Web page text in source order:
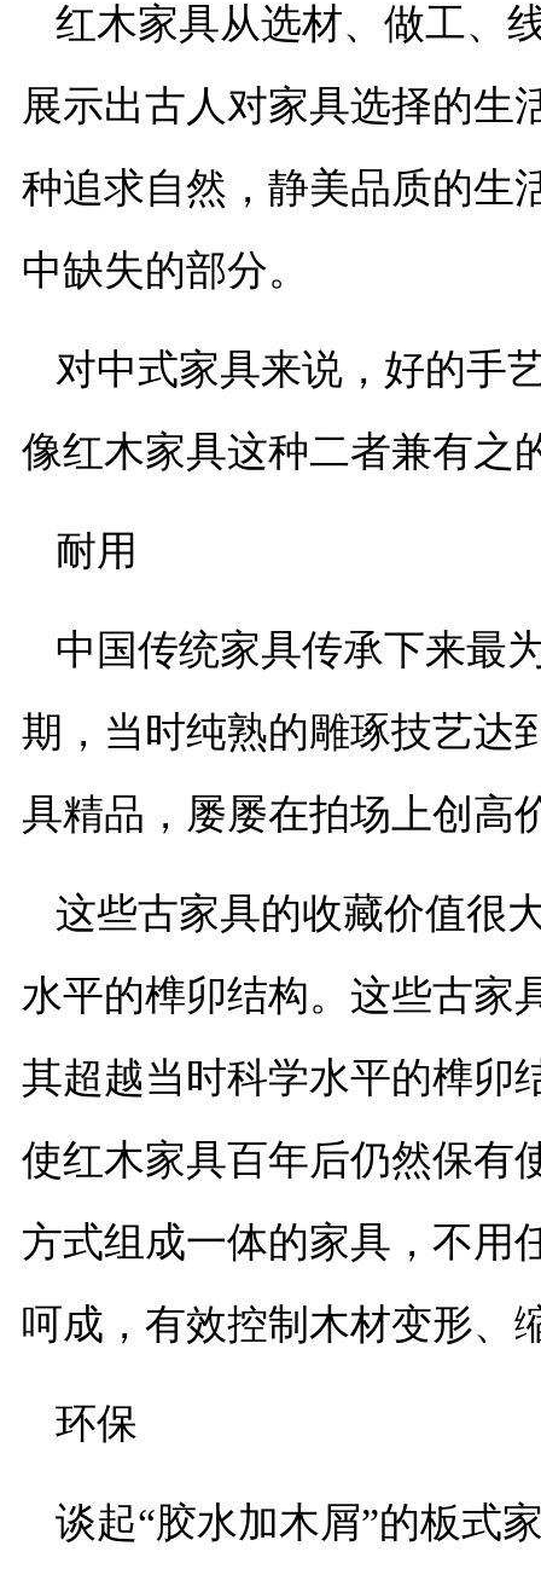
红木家具从选材、做工、
展示出古人对家具选择的生
种追求自然，静美品质的生
中缺失的部分。
对中式家具来说，好的手
像红木家具这种二者兼有之
耐用
中国传统家具传承下来最
期，当时纯熟的雕琢技艺达
具精品，屡屡在拍场上创高
这些古家具的收藏价值很
水平的榫卯结构。这些古家
其超越当时科学水平的榫卯
使红木家具百年后仍然保有
方式组成一体的家具，不用
呵成，有效控制木材变形、
环保
谈起“胶水加木屑”的板式